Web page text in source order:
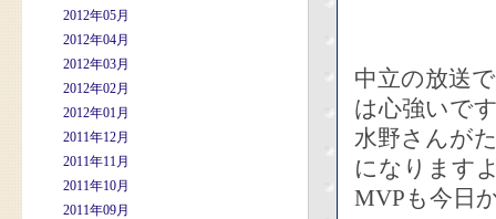
2012年05月
2012年04月
2012年03月
2012年02月
2012年01月
2011年12月
2011年11月
2011年10月
2011年09月
中立の放送
は心強いで
水野さんが
になります
MVPも今日